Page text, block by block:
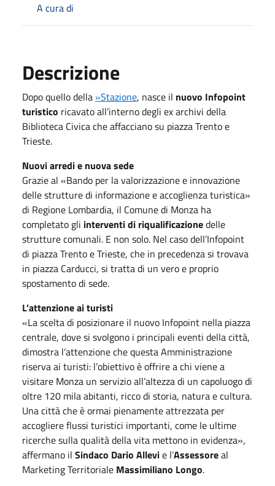
A cura di
Descrizione
Dopo quello della »Stazione, nasce il nuovo Infopoint
turistico ricavato all’interno degli ex archivi della
Biblioteca Civica che affacciano su piazza Trento e
Trieste.
Nuovi arredi e nuova sede
Grazie al «Bando per la valorizzazione e innovazione
delle strutture di informazione e accoglienza turistica»
di Regione Lombardia, il Comune di Monza ha
completato gli interventi di riqualificazionedelle
strutture comunali. E non solo. Nel caso dell’Infopoint
di piazza Trento e Trieste, che in precedenza si trovava
in piazza Carducci, si tratta di un vero e proprio
spostamento di sede.
L’attenzione ai turisti
«La scelta di posizionare il nuovo Infopoint nella piazza
centrale, dove si svolgono i principali eventi della città,
dimostra l’attenzione che questa Amministrazione
riserva ai turisti: l’obiettivo è offrire a chi viene a
visitare Monza un servizio all’altezza di un capoluogo di
oltre 120 mila abitanti, ricco di storia, natura e cultura.
Una città che è ormai pienamente attrezzata per
accogliere flussi turistici importanti, come le ultime
ricerche sulla qualità della vita mettono in evidenza»,
affermano il Sindaco Dario Allevie l’Assessoreal
Marketing Territoriale Massimiliano Longo.